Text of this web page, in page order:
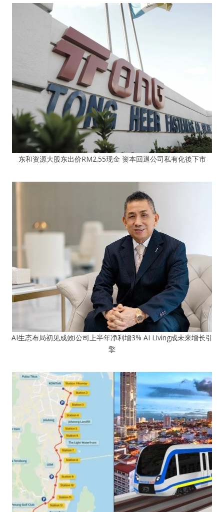
东和资源大股东出价RM2.55现金 资本回退公司私有化後下市
AI生态布局初见成效i公司上半年净利增3% AI Living成未来增长引
擎